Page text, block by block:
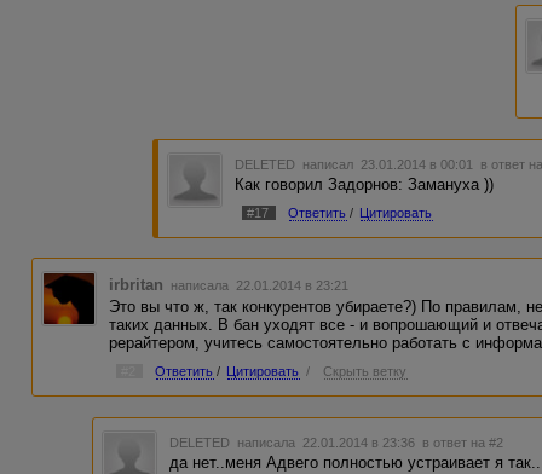
DELETED написал 23.01.2014 в 00:01 в ответ
Как говорил Задорнов: Замануха ))
#17 Ответить / Цитировать
irbritan написала 22.01.2014 в 23:21
Это вы что ж, так конкурентов убираете?) По правилам,
таких данных. В бан уходят все - и вопрошающий и
рерайтером, учитесь самостоятельно работать с
Ответить / Цитировать / Скрыть ветку
DELETED написала 22.01.2014 в 23:36 в ответ на #2
да нет..меня Адвего полностью устраивает я